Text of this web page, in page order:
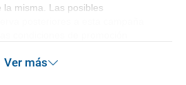
misma. Las posibles
Ver más